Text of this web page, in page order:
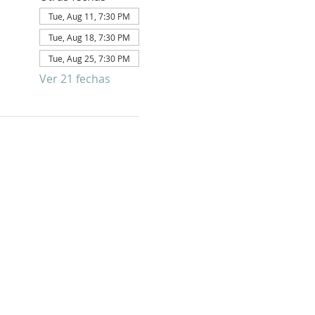
Tue, Aug 11, 7:30 PM
Tue, Aug 18, 7:30 PM
Tue, Aug 25, 7:30 PM
Ver 21 fechas